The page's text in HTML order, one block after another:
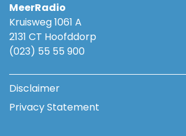
MeerRadio
Kruisweg 1061 A
2131 CT Hoofddorp
(023) 55 55 900
Disclaimer
Privacy Statement